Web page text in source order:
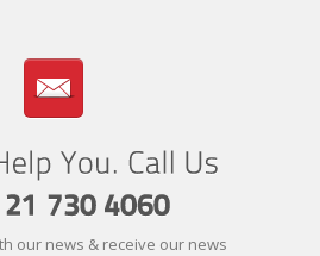
our news & receive our news